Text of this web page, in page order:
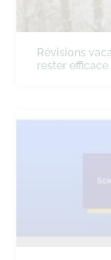
Révisions
rester